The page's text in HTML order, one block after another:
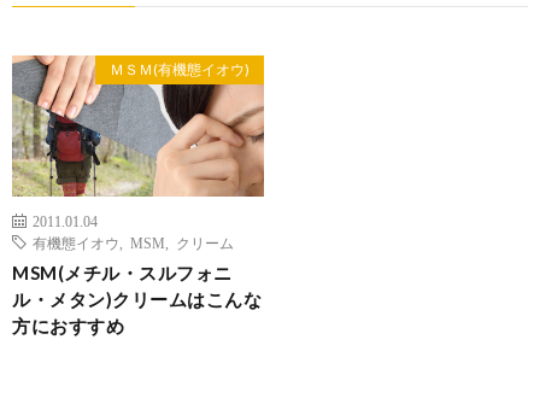
ＭＳＭ(有機態イオウ)
2011.01.04
有機態イオウ
MSM クリーム
MSM(メチル・スルフォニ
ル・メタン)クリームはこんな
方におすすめ